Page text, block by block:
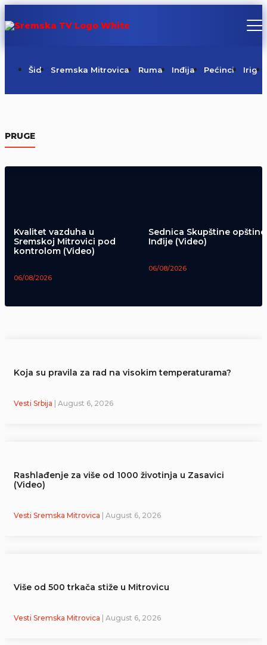
Šid Sremska Mitrovica Ruma Inđija Pećinci Irig
PRUGE
kontrolom
Kvalitet vazduha u
Sremskoj Mitrovici pod
kontrolom (Video)
06/08/2026
Sednica Skupštine opštine
Inđije (Video)
06/08/2026
Koja su pravila za rad na visokim temperaturama?
Vesti Srbija | August 6, 2026
Rashlađenje za više od 1000 životinja u Zasavici
(Video)
Vesti Sremska Mitrovica | August 6, 2026
Više od 500 trkača stiže u Mitrovicu
Vesti Sremska Mitrovica | August 6, 2026